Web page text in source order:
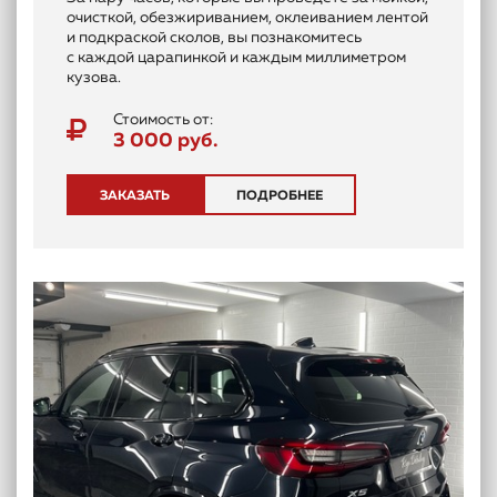
очисткой, обезжириванием, оклеиванием лентой
и подкраской сколов, вы познакомитесь
с каждой царапинкой и каждым миллиметром
кузова.
Стоимость от:
3 000 руб.
ЗАКАЗАТЬ ПОДРОБНЕЕ